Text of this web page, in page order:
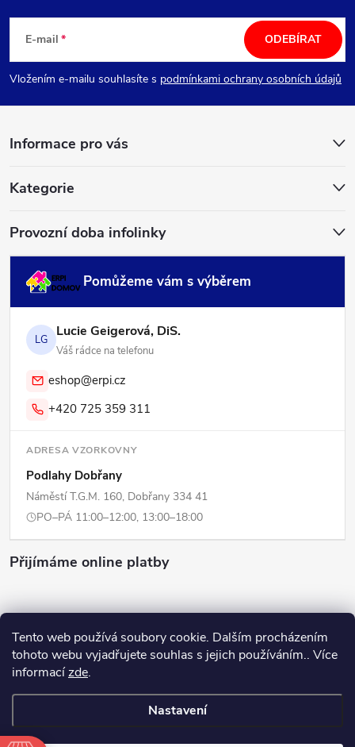
Tento web používá soubory cookie. Dalším procházením
tohoto webu vyjadřujete souhlas s jejich používáním.. Více
informacízde.
Nastavení
p
a
E-mail
Vložením e-mailu souhlasíte s podmínkami ochrany osobních údajů
ODEBÍRAT
Informace pro vás
Kategorie
Provozní doba infolinky
Pomůžeme vám s výběrem
LG Lucie Geigerová, DiS.
Váš rádce na telefonu
eshop@erpi.cz
+420 725 359 311
ADRESA VZORKOVNY
Podlahy Dobřany
Náměstí T.G.M. 160, Dobřany 334 41
PO–PÁ 11:00–12:00, 13:00–18:00
Přijímáme online platby
Vytvořil Shoptet
Copyright 2026ERPI - Domov. Všechna práva vyhrazena.Upravit